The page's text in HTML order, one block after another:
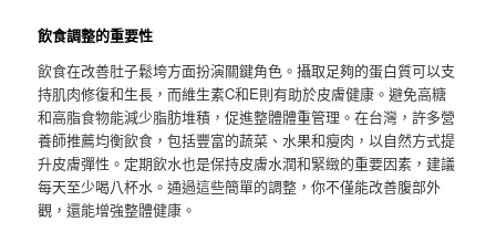
飲食調整的重要性
飲食在改善肚子鬆垮方面扮演關鍵角色。攝取足夠的蛋白質可以支
持肌肉修復和生長，而維生素C和E則有助於皮膚健康。避免高糖
和高脂食物能減少脂肪堆積，促進整體體重管理。在台灣，許多營
養師推薦均衡飲食，包括豐富的蔬菜、水果和瘦肉，以自然方式提
升皮膚彈性。定期飲水也是保持皮膚水潤和緊緻的重要因素，建議
每天至少喝八杯水。通過這些簡單的調整，你不僅能改善腹部外
觀，還能增強整體健康。